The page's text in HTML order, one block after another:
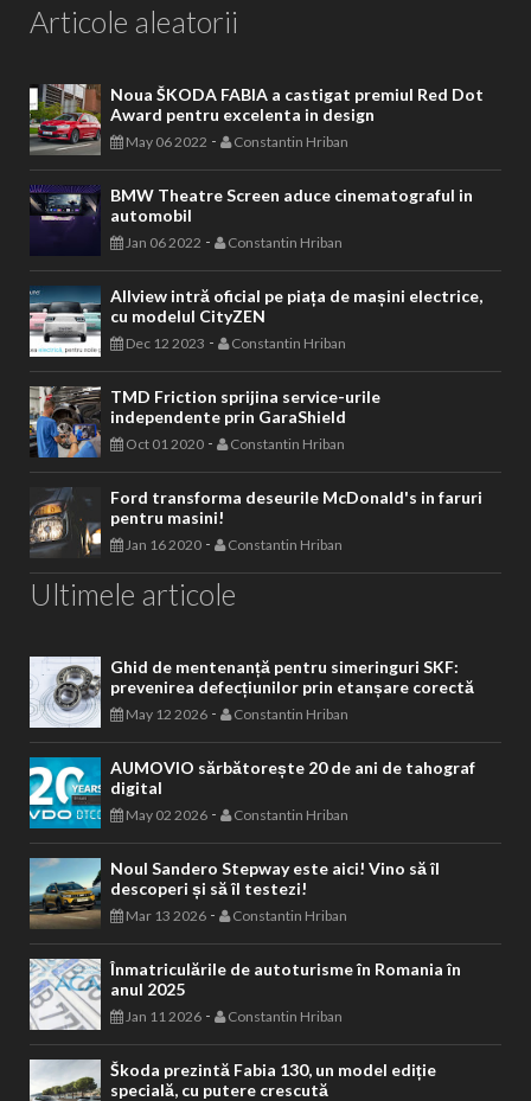
Articole aleatorii
Noua ŠKODA FABIA a castigat premiul Red Dot
Award pentru excelenta in design
May 06 2022 - Constantin Hriban
BMW Theatre Screen aduce cinematograful in
automobil
Jan 06 2022 - Constantin Hriban
Allview intră oficial pe piața de mașini electrice,
cu modelul CityZEN
Dec 12 2023 - Constantin Hriban
TMD Friction sprijina service-urile
independente prin GaraShield
Oct 01 2020 - Constantin Hriban
Ford transforma deseurile McDonald's in faruri
pentru masini!
Jan 16 2020 - Constantin Hriban
Ultimele articole
Ghid de mentenanță pentru simeringuri SKF:
prevenirea defecțiunilor prin etanșare corectă
May 12 2026 - Constantin Hriban
AUMOVIO sărbătorește 20 de ani de tahograf
digital
May 02 2026 - Constantin Hriban
Noul Sandero Stepway este aici! Vino să îl
descoperi și să îl testezi!
Mar 13 2026 - Constantin Hriban
Înmatriculările de autoturisme în Romania în
anul 2025
Jan 11 2026 - Constantin Hriban
Škoda prezintă Fabia 130, un model ediție
specială, cu putere crescută